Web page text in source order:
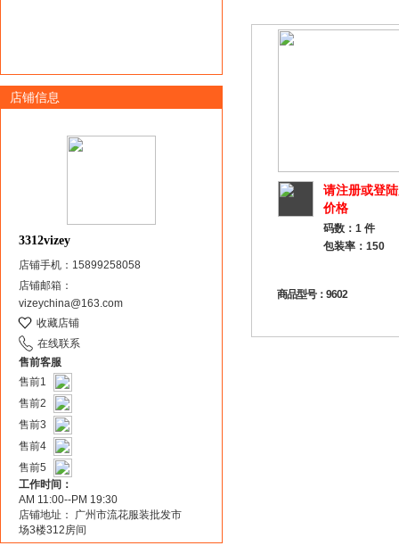
店铺信息
3312vizey
店铺手机：15899258058
店铺邮箱：
vizeychina@163.com
收藏店铺
在线联系
售前客服
售前1
售前2
售前3
售前4
售前5
工作时间：
AM 11:00--PM 19:30
店铺地址： 广州市流花服装批发市
场3楼312房间
请注册或登
价格
码数：1 件
包装率：150
商品型号：9602